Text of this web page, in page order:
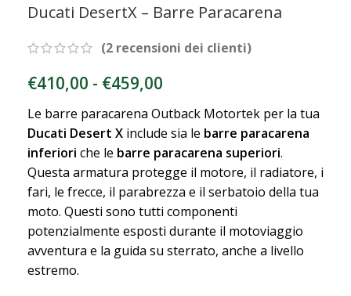
Ducati DesertX – Barre Paracarena
(2 recensioni dei clienti)
€410,00 - €459,00
Le barre paracarena Outback Motortek per la tua
Ducati Desert X include sia le barre paracarena
inferiori che le barre paracarena superiori.
Questa armatura protegge il motore, il radiatore, i
fari, le frecce, il parabrezza e il serbatoio della tua
moto. Questi sono tutti componenti
potenzialmente esposti durante il motoviaggio
avventura e la guida su sterrato, anche a livello
estremo.